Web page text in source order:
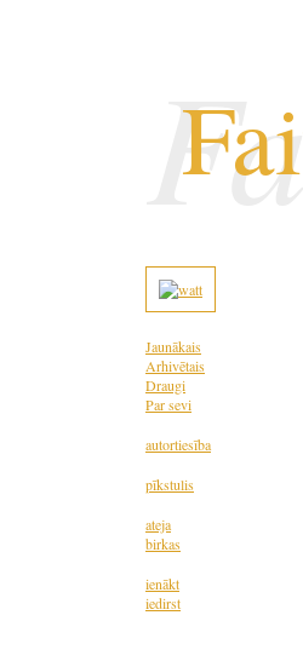
Jaunākais
Arhivētais
Draugi
Par sevi
autortiesība
pīkstulis
ateja
birkas
ienākt
iedirst